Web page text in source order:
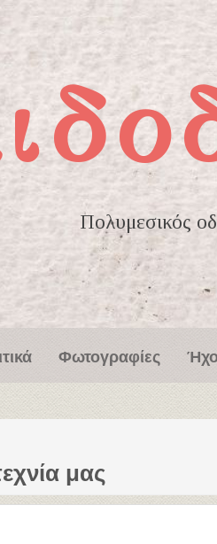
Πολυμεσικός
Φωτογραφίες
μας